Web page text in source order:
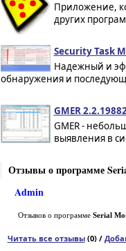
Приложение,
других
Security Task
Надежный и
обнаружения и
GMER
GMER -
выявления в
Отзывы о программе
Admin
Отзывов о программе Serial
Читать все отзывы(0) /